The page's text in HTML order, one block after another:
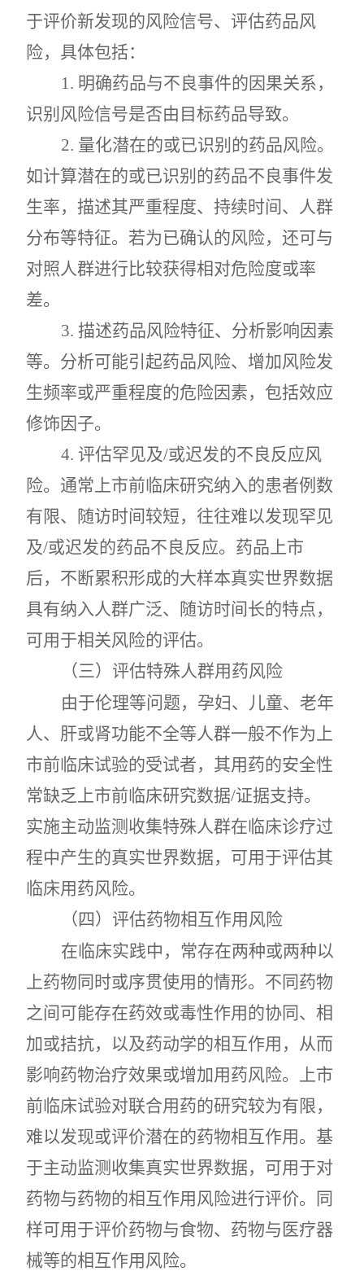
于评价新发现的风险信号、评估药品风
险，具体包括：
1. 明确药品与不良事件的因果关系，
识别风险信号是否由目标药品导致。
2. 量化潜在的或已识别的药品风险。
如计算潜在的或已识别的药品不良事件发
生率，描述其严重程度、持续时间、人群
分布等特征。若为已确认的风险，还可与
对照人群进行比较获得相对危险度或率
差。
3.描述药品风险特征、分析影响因素
等。分析可能引起药品风险、增加风险发
生频率或严重程度的危险因素，包括效应
修饰因子。
4. 评估罕见及/或迟发的不良反应风
险。通常上市前临床研究纳入的患者例数
有限、随访时间较短，往往难以发现罕见
及/或迟发的药品不良反应。药品上市
后，不断累积形成的大样本真实世界数据
具有纳入人群广泛、随访时间长的特点，
可用于相关风险的评估。
（三）评估特殊人群用药风险
由于伦理等问题，孕妇、儿童、老年
人、肝或肾功能不全等人群一般不作为上
市前临床试验的受试者，其用药的安全性
常缺乏上市前临床研究数据/证据支持。
实施主动监测收集特殊人群在临床诊疗过
程中产生的真实世界数据，可用于评估其
临床用药风险。
（四）评估药物相互作用风险
在临床实践中，常存在两种或两种以
上药物同时或序贯使用的情形。不同药物
之间可能存在药效或毒性作用的协同、相
加或拮抗，以及药动学的相互作用，从而
影响药物治疗效果或增加用药风险。上市
前临床试验对联合用药的研究较为有限，
难以发现或评价潜在的药物相互作用。基
于主动监测收集真实世界数据，可用于对
药物与药物的相互作用风险进行评价。同
样可用于评价药物与食物、药物与医疗器
械等的相互作用风险。